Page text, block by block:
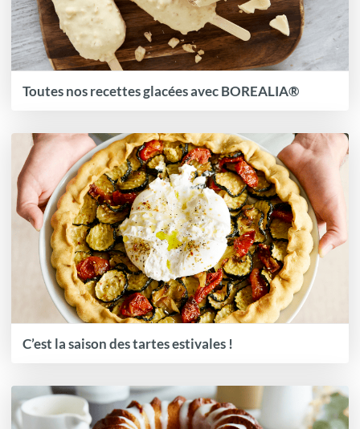
Toutes nos recettes glacées avec BOREALIA®
C’est la saison des tartes estivales !